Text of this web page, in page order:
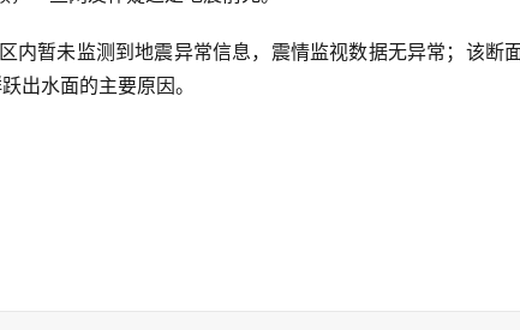
暂未监测到地震异常信息，震情监视数据无异常；该断
出水面的主要原因。